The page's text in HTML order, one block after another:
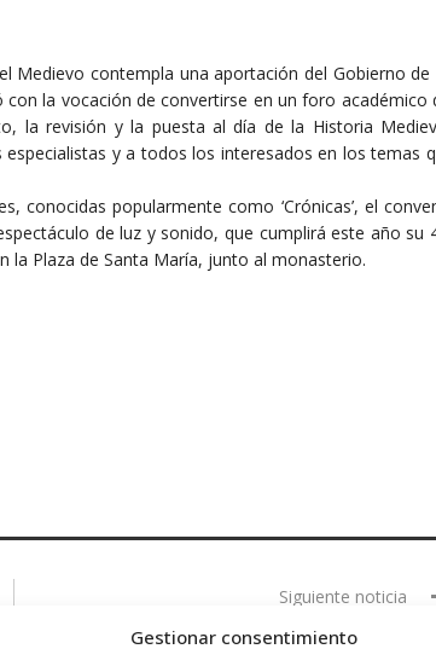
Gestionar consentimiento
Medievo contempla una aportación del Gobierno de
la vocación de convertirse en un foro académico
la revisión y la puesta al día de la Historia
y a todos los interesados en los temas
conocidas popularmente como ‘Crónicas’, el
de luz y sonido, que cumplirá este año su
la Plaza de Santa María, junto al monasterio.
Siguiente noticia
Actos para celebrar el título de